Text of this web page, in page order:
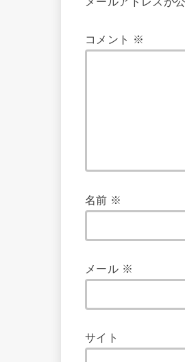
コメント ※
名前 ※
メール ※
サイト